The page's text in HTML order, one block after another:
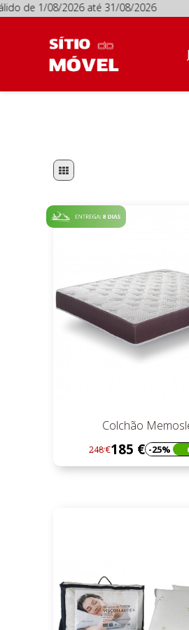
de 1/08/2026 até 31/08/2026
Colchão
Regular
preço
248 €185 €
Preço -25%
Jantar
Estar
Móveis
Conta